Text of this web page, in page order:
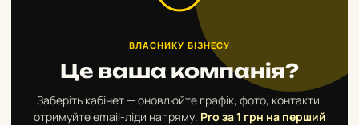
ВЛАСНИКУ БІЗНЕСУ
Це ваша компанія?
Заберіть кабінет — оновлюйте графік, фото, контакти,
отримуйте email-ліди напряму. Pro за 1 грн на перший